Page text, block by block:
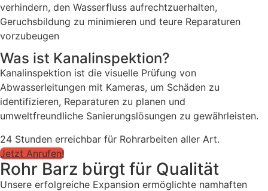
verhindern, den Wasserfluss aufrechtzuerhalten,
Geruchsbildung zu minimieren und teure Reparaturen
vorzubeugen
Was ist Kanalinspektion?
Kanalinspektion ist die visuelle Prüfung von
Abwasserleitungen mit Kameras, um Schäden zu
identifizieren, Reparaturen zu planen und
umweltfreundliche Sanierungslösungen zu gewährleisten.
24 Stunden erreichbar für Rohrarbeiten aller Art.
Jetzt Anrufen!
Rohr Barz bürgt für Qualität
Unsere erfolgreiche Expansion ermöglichte namhaften